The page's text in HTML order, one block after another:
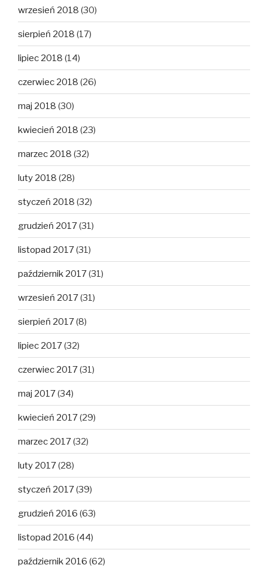
wrzesień 2018 (30)
sierpień 2018 (17)
lipiec 2018 (14)
czerwiec 2018 (26)
maj 2018 (30)
kwiecień 2018 (23)
marzec 2018 (32)
luty 2018 (28)
styczeń 2018 (32)
grudzień 2017(31)
listopad 2017(31)
październik 2017(31)
wrzesień 2017(31)
sierpień 2017(8)
lipiec 2017(32)
czerwiec 2017(31)
maj 2017(34)
kwiecień 2017(29)
marzec 2017(32)
luty 2017(28)
styczeń 2017(39)
grudzień 2016 (63)
listopad 2016 (44)
październik 2016 (62)